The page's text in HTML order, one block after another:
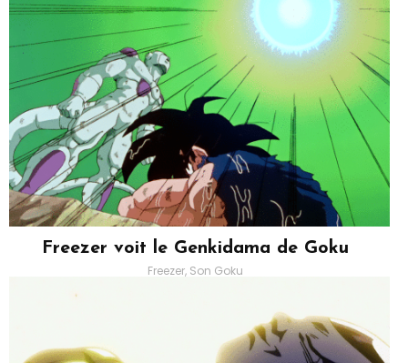
Freezer voit le Genkidama de Goku
Freezer, Son Goku